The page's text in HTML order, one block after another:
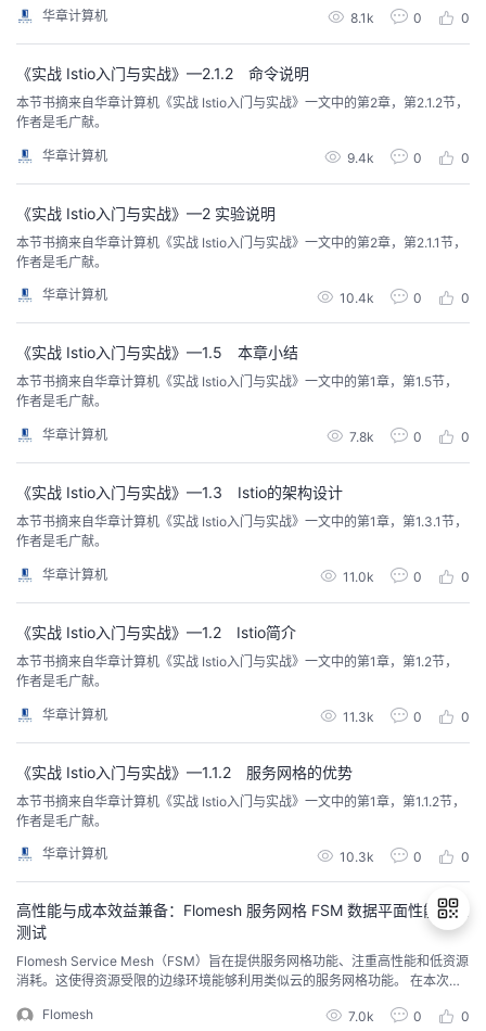
华章计算机 8.1k 0 0
《实战 Istio入门与实战》—2.1.2 命令说明
本节书摘来自华章计算机《实战 Istio入门与实战》一文中的第2章，第2.1.2节，
作者是毛广献。
华章计算机 9.4k 0 0
《实战 Istio入门与实战》—2 实验说明
本节书摘来自华章计算机《实战 Istio入门与实战》一文中的第2章，第2.1.1节，
作者是毛广献。
华章计算机 10.4k 0 0
《实战 Istio入门与实战》—1.5 本章小结
本节书摘来自华章计算机《实战 Istio入门与实战》一文中的第1章，第1.5节，
作者是毛广献。
华章计算机 7.8k 0 0
《实战 Istio入门与实战》—1.3 Istio的架构设计
本节书摘来自华章计算机《实战 Istio入门与实战》一文中的第1章，第1.3.1节，
作者是毛广献。
华章计算机 11.0k 0 0
《实战 Istio入门与实战》—1.2 Istio简介
本节书摘来自华章计算机《实战 Istio入门与实战》一文中的第1章，第1.2节，
作者是毛广献。
华章计算机 11.3k 0 0
《实战 Istio入门与实战》—1.1.2 服务网格的优势
本节书摘来自华章计算机《实战 Istio入门与实战》一文中的第1章，第1.1.2节，
作者是毛广献。
华章计算机 10.3k 0 0
高性能与成本效益兼备：Flomesh 服务网格 FSM 数据平面性能基准
测试
Flomesh Service Mesh（FSM）旨在提供服务网格功能、注重高性能和低资源
消耗。这使得资源受限的边缘环境能够利用类似云的服务网格功能。 在本次测
使用两种不同网格时的服务延迟分布，以及数据平面的资源开销。
Flomesh 7.0k 0 0